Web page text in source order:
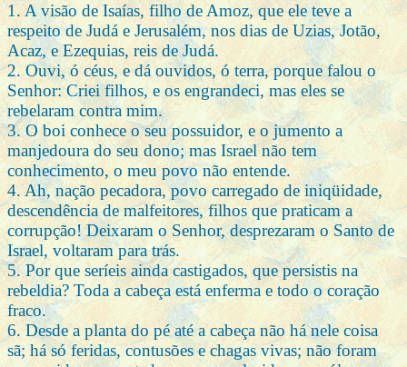
1. A visão de Isaías, filho de Amoz, que ele teve a
respeito de Judá e Jerusalém, nos dias de Uzias, Jotão,
Acaz, e Ezequias, reis de Judá.
2. Ouvi, ó céus, e dá ouvidos, ó terra, porque falou o
Senhor: Criei filhos, e os engrandeci, mas eles se
rebelaram contra mim.
3. O boi conhece o seu possuidor, e o jumento a
manjedoura do seu dono; mas Israel não tem
conhecimento, o meu povo não entende.
4. Ah, nação pecadora, povo carregado de iniqüidade,
descendência de malfeitores, filhos que praticam a
corrupção! Deixaram o Senhor, desprezaram o Santo de
Israel, voltaram para trás.
5. Por que seríeis ainda castigados, que persistis na
rebeldia? Toda a cabeça está enferma e todo o coração
fraco.
6. Desde a planta do pé até a cabeça não há nele coisa
sã; há só feridas, contusões e chagas vivas; não foram